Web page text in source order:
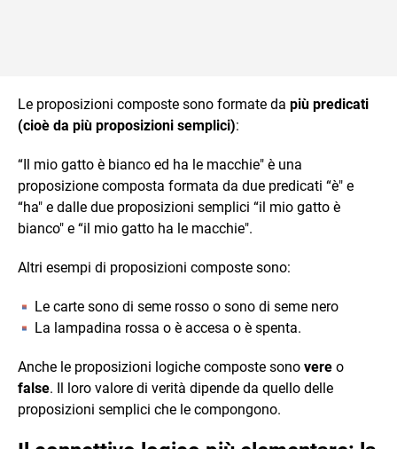
Le proposizioni composte sono formate da più predicati
(cioè da più proposizioni semplici):
“Il mio gatto è bianco ed ha le macchie" è una
proposizione composta formata da due predicati “è" e
“ha" e dalle due proposizioni semplici “il mio gatto è
bianco" e “il mio gatto ha le macchie".
Altri esempi di proposizioni composte sono:
Le carte sono di seme rosso o sono di seme nero
La lampadina rossa o è accesa o è spenta.
Anche le proposizioni logiche composte sono vere o
false. Il loro valore di verità dipende da quello delle
proposizioni semplici che le compongono.